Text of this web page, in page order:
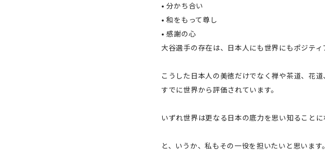
• 分かち合い
• 和をもって尊し
• 感謝の心
大谷選手の存在は、日本人にも世界にもポジティ
こうした日本人の美徳だけでなく禅や茶道、花
すでに世界から評価されています。
いずれ世界は更なる日本の底力を思い知ることに
と、いうか、私もその一役を担いたいと思います。